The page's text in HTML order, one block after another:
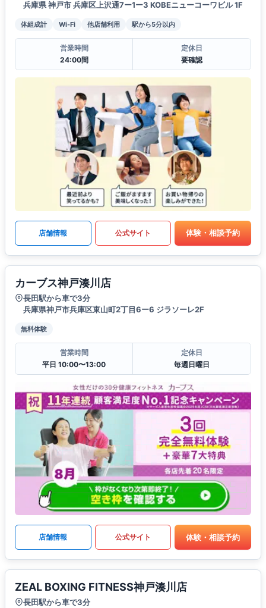
兵庫県 神戸市 兵庫区上沢通7ー1ー3 KOBEニューコーワビル 1F
体組成計 Wi-Fi 他店舗利用 駅から5分以内
営業時間
24:00間
定休日
要確認
店舗情報 公式サイト 体験・相談予約
カーブス神戸湊川店
長田駅から車で3分
兵庫県神戸市兵庫区東山町2丁目6ー6 ジラソーレ2F
無料体験
営業時間
平日 10:00〜13:00
定休日
毎週日曜日
店舗情報 公式サイト 体験・相談予約
ZEAL BOXING FITNESS神戸湊川店
長田駅から車で3分